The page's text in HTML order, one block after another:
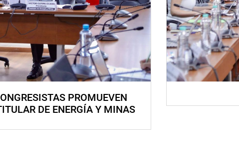
PROMUEVEN
DE ENERGÍA Y MINAS